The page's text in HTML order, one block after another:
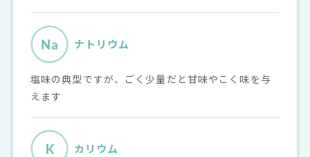
ナトリウム
塩味の典型ですが、ごく少量だと甘味やこく味を与
えます
カリウム